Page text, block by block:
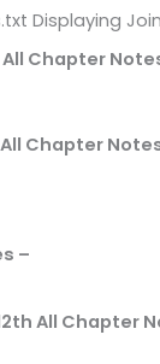
Displaying
All Chapter
All Chapter
–
All Chapter